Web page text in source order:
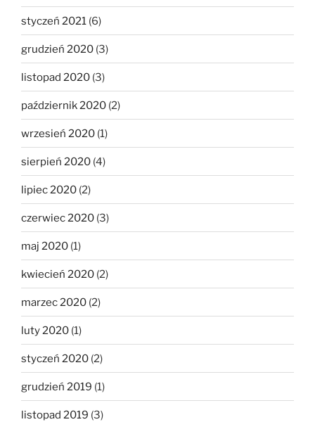
styczeń 2021 (6)
grudzień 2020 (3)
listopad 2020 (3)
październik 2020 (2)
wrzesień 2020 (1)
sierpień 2020 (4)
lipiec 2020 (2)
czerwiec 2020 (3)
maj 2020 (1)
kwiecień 2020 (2)
marzec 2020 (2)
luty 2020 (1)
styczeń 2020 (2)
grudzień 2019 (1)
listopad 2019 (3)